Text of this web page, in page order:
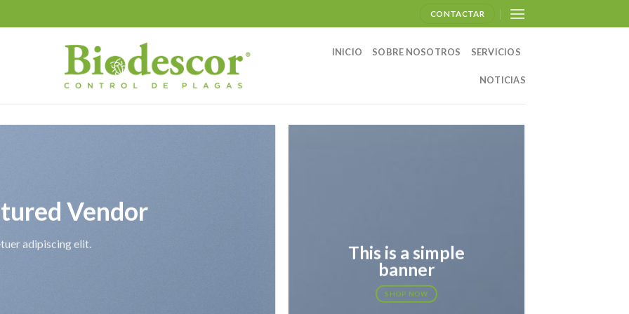
CONTACTAR
INICIO SOBRE NOSOTROS SERVICIOS
NOTICIAS
Vendor
adipiscing elit.
This is a simple
banner
SHOP NOW